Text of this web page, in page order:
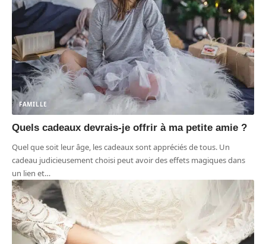
FAMILLE
Quels cadeaux devrais-je offrir à ma petite amie ?
Quel que soit leur âge, les cadeaux sont appréciés de tous. Un
cadeau judicieusement choisi peut avoir des effets magiques dans
un lien et…